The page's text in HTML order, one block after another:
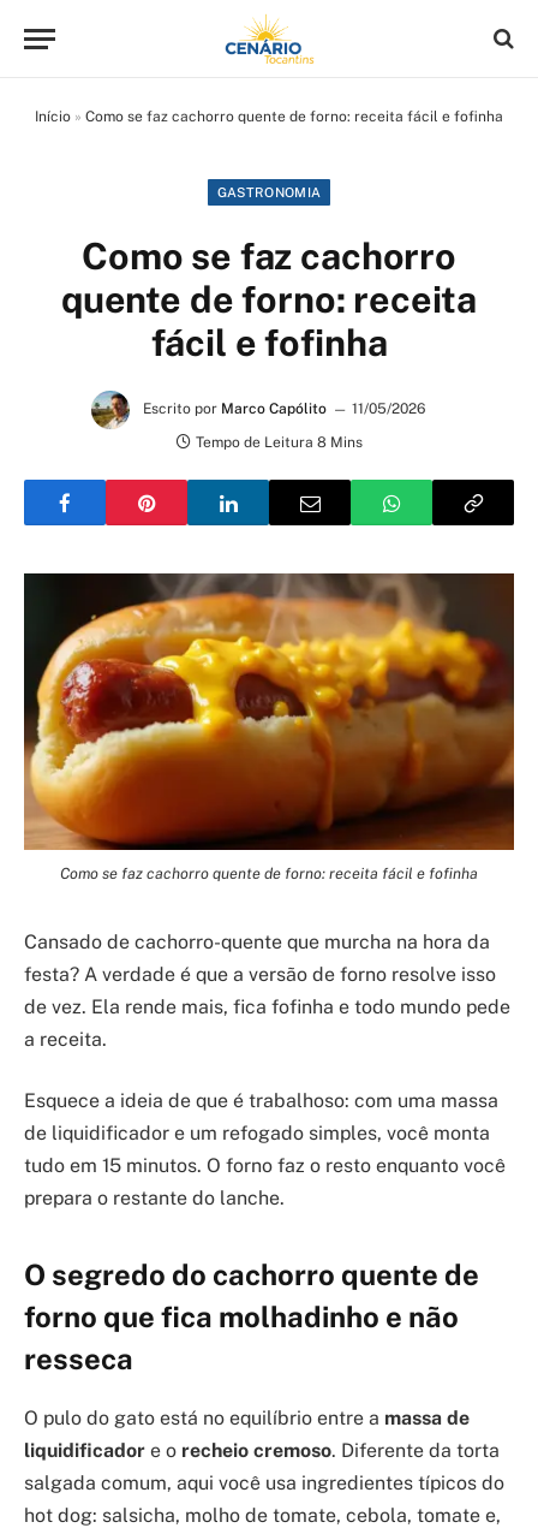
Início » Como se faz cachorro quente de forno: receita fácil e fofinha
GASTRONOMIA
Como se faz cachorro
quente de forno: receita
fácil e fofinha
Escrito por Marco Capólito
11/05/2026
Tempo de Leitura 8 Mins
Como se faz cachorro quente de forno: receita fácil e fofinha
Cansado de cachorro-quente que murcha na hora da
festa? A verdade é que a versão de forno resolve isso
de vez. Ela rende mais, fica fofinha e todo mundo pede
a receita.
Esquece a ideia de que é trabalhoso: com uma massa
de liquidificador e um refogado simples, você monta
tudo em 15 minutos. O forno faz o resto enquanto você
prepara o restante do lanche.
O segredo do cachorro quente de
forno que fica molhadinho e não
resseca
O pulo do gato está no equilíbrio entre a massa de
liquidificador e o recheio cremoso. Diferente da torta
salgada comum, aqui você usa ingredientes típicos do
hot dog: salsicha, molho de tomate, cebola, tomate e,